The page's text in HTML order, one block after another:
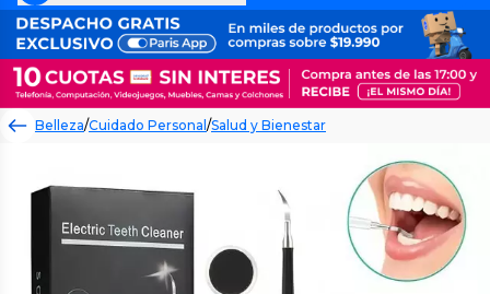
Belleza/Cuidado Personal/Salud y Bienestar